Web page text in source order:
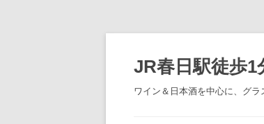
JR春日駅徒歩
ワイン＆日本酒を中心に、グ